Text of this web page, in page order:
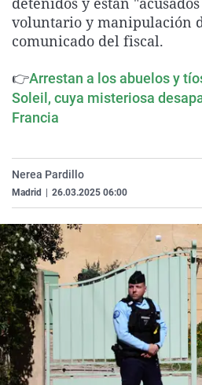
voluntario y manipulación
comunicado del fiscal.
👉Arrestan a los abuelos y
Soleil, cuya misteriosa
Francia
Nerea Pardillo
Madrid 26.03.2025 06:00